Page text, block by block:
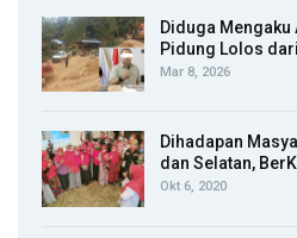
Diduga Mengaku
Pidung Lolos
Mar 8, 2026
Dihadapan
dan Selatan,
Okt 6, 2020